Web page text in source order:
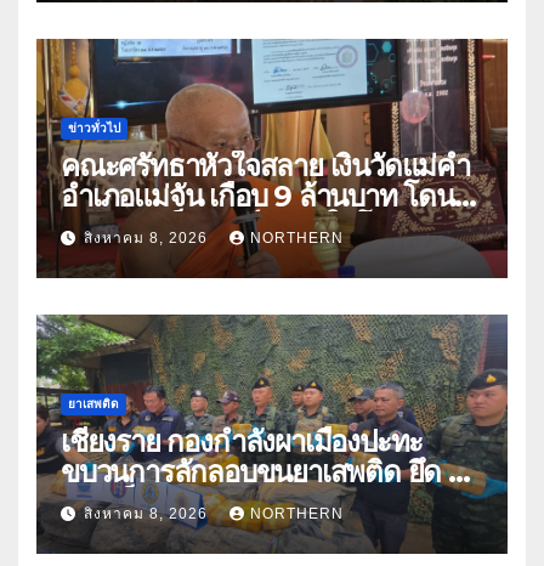
ข่าวทั่วไป
คณะศรัทธาหัวใจสลาย เงินวัดแม่คำ
อำเภอแม่จัน เกือบ 9 ล้านบาท โดน
แก๊งคอลเซ็นเตอร์หลอกให้โอนข้าม
ปีกว่า 66 บัญชี
สิงหาคม 8, 2026 NORTHERN
ยาเสพติด
เชียงราย กองกำลังผาเมืองปะทะ
ขบวนการลักลอบขนยาเสพติด ยึด 2
ล้านเม็ด
สิงหาคม 8, 2026 NORTHERN